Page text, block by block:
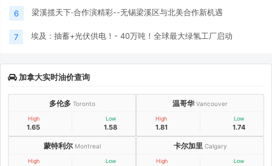
6 梁溪揽天下·合作演精彩--无锡梁溪区与北美合作新机遇
7 埃及 : 抽蓄+光伏供电！- 40万吨！全球最大绿氢工厂启动
加拿大实时油价查询
多伦多 Toronto
High
1.65
Low
1.58
温哥华 Vancouver
High
1.81
Low
1.74
蒙特利尔 Montreal
High Low
卡尔加里 Calgary
High Low